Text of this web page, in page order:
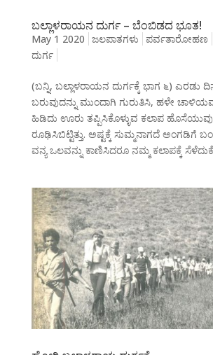
ಬಲ್ಲಾಳರಾಯನ ದುರ್ಗ – ಬೆಂಬಿಡದ ಭೂತ!
May 1 2020 ಜಲಪಾತಗಳು ಪರ್ವತಾರೋಹಣ
ದುರ್ಗ
(ಬನ್ನಿ, ಬಲ್ಲಾಳರಾಯನ ದುರ್ಗಕ್ಕೆ ಭಾಗ ೬) ಎರಡು
ಬರುವುದನ್ನು ಮುಂದಾಗಿ ಗುರುತಿಸಿ, ಹಳೇ
ಹಿಡಿದು ಊರು ತಪ್ಪಿಸಿಕೊಳ್ಳುವ ಕಲಾಪ
ರೂಢಿಸಿಬಿಟ್ಟಿತ್ತು. ಅಷ್ಟಕ್ಕೆ ಸುಮ್ಮನಾಗದೆ ಅಂಗಡಿಗೆ
ವನ್ಯ ಒಲವನ್ನು ಕಾಣಿಸಿದರೂ ನಮ್ಮ ಕಲಾಪಕ್ಕೆ